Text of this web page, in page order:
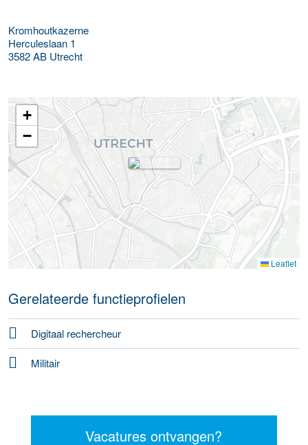
Kromhoutkazerne
Herculeslaan 1
3582 AB Utrecht
+
−
Leaflet
Gerelateerde functieprofielen
Digitaal rechercheur
Militair
Vacatures ontvangen?